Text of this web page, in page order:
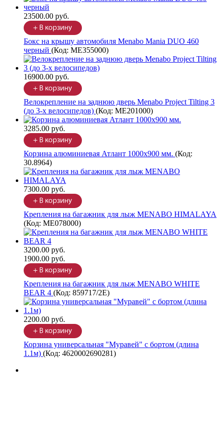
23500.00 руб.
Бокс на крышу автомобиля Menabo Mania DUO 460
черный (Код: ME355000)
16900.00 руб.
Велокрепление на заднюю дверь Menabo Project Tilting 3
(до 3-х велосипедов) (Код: ME201000)
3285.00 руб.
Корзина алюминиевая Атлант 1000х900 мм. (Код:
30.8964)
7300.00 руб.
Крепления на багажник для лыж MENABO HIMALAYA
(Код: ME078000)
3200.00 руб.
1900.00 руб.
Крепления на багажник для лыж MENABO WHITE
BEAR 4 (Код: 859717/2Е)
2200.00 руб.
Корзина универсальная "Муравей" с бортом (длина
1.1м) (Код: 4620002690281)